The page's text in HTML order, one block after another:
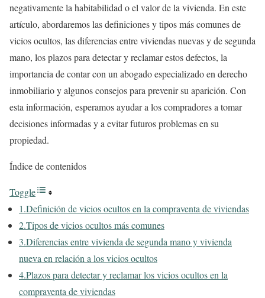
negativamente la habitabilidad o el valor de la vivienda. En este
artículo, abordaremos las definiciones y tipos más comunes de
vicios ocultos, las diferencias entre viviendas nuevas y de segunda
mano, los plazos para detectar y reclamar estos defectos, la
importancia de contar con un abogado especializado en derecho
inmobiliario y algunos consejos para prevenir su aparición. Con
esta información, esperamos ayudar a los compradores a tomar
decisiones informadas y a evitar futuros problemas en su
propiedad.
Índice de contenidos
Toggle
1.Definición de vicios ocultos en la compraventa de viviendas
2.Tipos de vicios ocultos más comunes
3.Diferencias entre vivienda de segunda mano y vivienda
nueva en relación a los vicios ocultos
4.Plazos para detectar y reclamar los vicios ocultos en la
compraventa de viviendas